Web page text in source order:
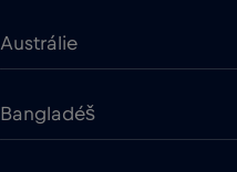
Austrálie
Bangladéš